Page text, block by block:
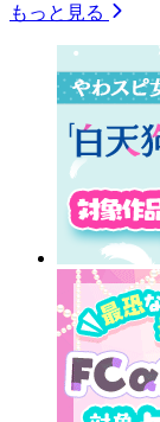
もっと見る